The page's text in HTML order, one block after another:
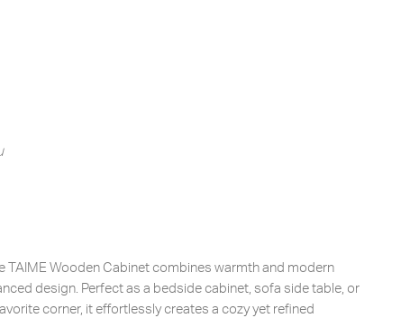
TAIME Wooden Cabinet combines warmth and modern
design. Perfect as a bedside cabinet, sofa side table, or
corner, it effortlessly creates a cozy yet refined